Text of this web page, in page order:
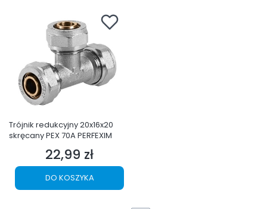
Trójnik redukcyjny 20x16x20
skręcany PEX 70A PERFEXIM
Cena
22,99 zł
DO KOSZYKA